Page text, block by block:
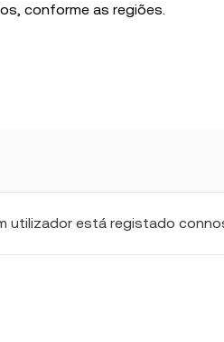
conforme as regiões.
utilizador está registado